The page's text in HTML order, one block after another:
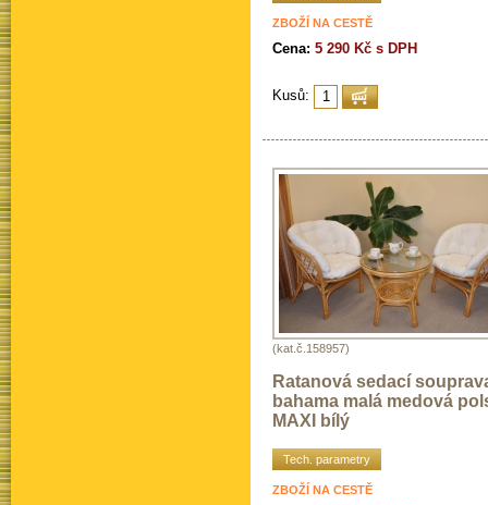
ZBOŽÍ NA CESTĚ
Cena: 5 290 Kč s DPH
Kusů:
(kat.č.158957)
Ratanová sedací
bahama malá medová
MAXI bílý
Tech. parametry
ZBOŽÍ NA CESTĚ